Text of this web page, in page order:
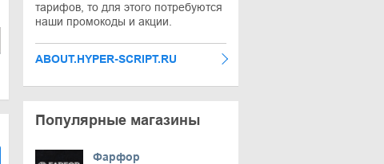
тарифов, то для этого потребуются
наши промокоды и акции.
ABOUT.HYPER-SCRIPT.RU
Популярные магазины
Фарфор